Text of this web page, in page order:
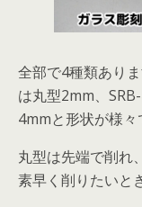
全部で4種類あり
は丸型2mm、
4mmと形状が様々
丸型は先端で削れ
素早く削りたいと